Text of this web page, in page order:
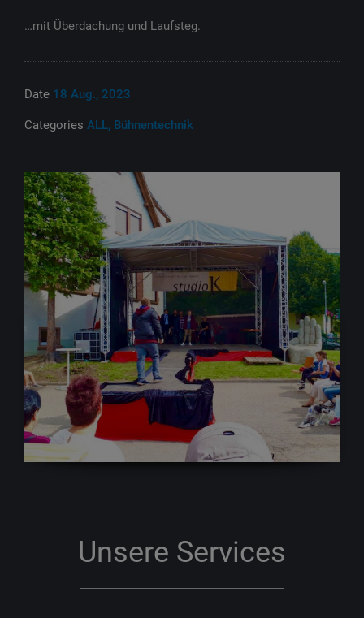
…mit Überdachung und Laufsteg.
Date 18 Aug., 2023
Categories ALL, Bühnentechnik
Unsere Services